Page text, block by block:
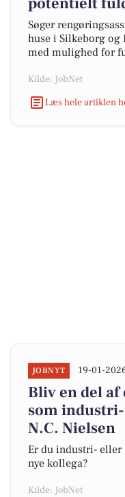
Søger
huse i Silkeborg og
med mulighed for
Kilde: JobNet
Læs hele artiklen
JOBNYT 19-01-
Bliv en del af
som
N.C. Nielsen
Er du industri- eller
nye kollega?
Kilde: JobNet